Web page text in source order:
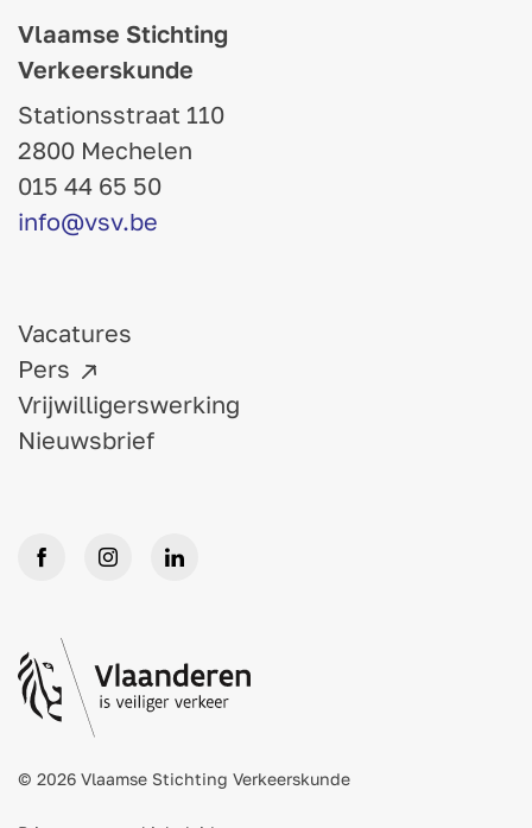
Vlaamse Stichting
Verkeerskunde
Stationsstraat 110
2800 Mechelen
015 44 65 50
info@vsv.be
Vacatures
Pers
Vrijwilligerswerking
Nieuwsbrief
© 2026 Vlaamse Stichting Verkeerskunde